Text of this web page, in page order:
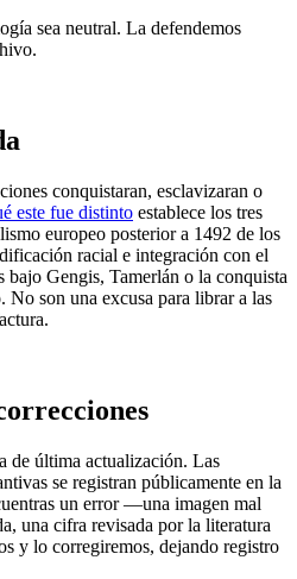
sea neutral. La defendemos
conquistaran, esclavizaran o
este fue distinto establece los tres
europeo posterior a 1492 de los
racial e integración con el
Gengis, Tamerlán o la conquista
No son una excusa para librar a las
de última actualización. Las
se registran públicamente en la
un error —una imagen mal
una cifra revisada por la literatura
y lo corregiremos, dejando registro